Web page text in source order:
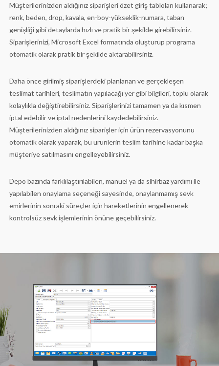
Müşterilerinizden aldığınız siparişleri özet giriş tabloları kullanarak;
renk, beden, drop, kavala, en-boy-yükseklik-numara, taban
genişliği gibi detaylarda hızlı ve pratik bir şekilde girebilirsiniz.
Siparişlerinizi, Microsoft Excel formatında oluşturup programa
otomatik olarak pratik bir şekilde aktarabilirsiniz.
Daha önce girilmiş siparişlerdeki planlanan ve gerçekleşen
teslimat tarihleri, teslimatın yapılacağı yer gibi bilgileri, toplu olarak
kolaylıkla değiştirebilirsiniz. Siparişlerinizi tamamen ya da kısmen
iptal edebilir ve iptal nedenlerini kaydedebilirsiniz.
Müşterilerinizden aldığınız siparişler için ürün rezervasyonunu
otomatik olarak yaparak, bu ürünlerin teslim tarihine kadar başka
müşteriye satılmasını engelleyebilirsiniz.
Depo bazında farklılaştırılabilen, manuel ya da sihirbaz yardımı ile
yapılabilen onaylama seçeneği sayesinde, onaylanmamış sevk
emirlerinin sonraki süreçler için hareketlerinin engellenerek
kontrolsüz sevk işlemlerinin önüne geçebilirsiniz.